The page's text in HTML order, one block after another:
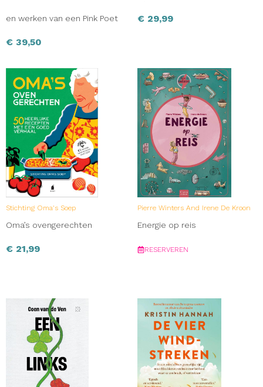
en werken van een Pink Poet
€ 39,50
€ 29,99
Stichting Oma's Soep
Oma’s ovengerechten
€ 21,99
Pierre Winters And Irene De Kroon
Energie op reis
RESERVEREN